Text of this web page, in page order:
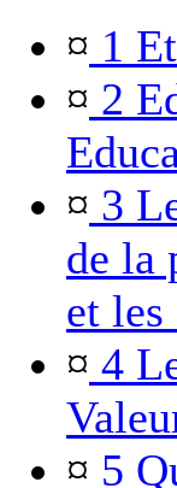
¤ 1
¤ 2
¤ 3
de la
et les
¤ 4
¤ 5